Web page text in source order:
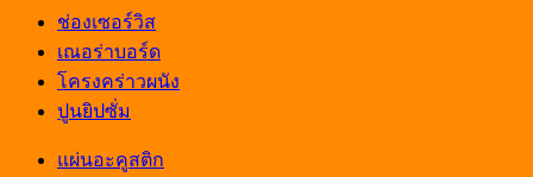
ช่องเซอร์วิส
เณอร่าบอร์ด
โครงคร่าวผนัง
ปูนยิปซั่ม
แผ่นอะคูสติก